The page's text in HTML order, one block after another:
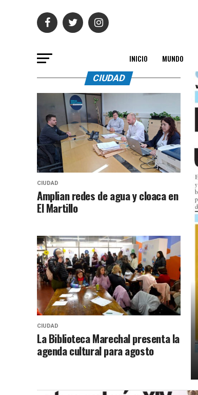
INICIO MUNDO
CIUDAD
CIUDAD
Amplian redes de agua y cloaca en
El Martillo
CIUDAD
La Biblioteca Marechal presenta la
agenda cultural para agosto